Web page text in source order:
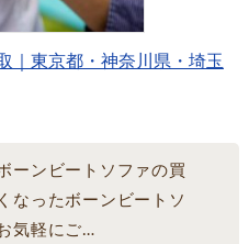
｜東京都・神奈川県・埼玉
ーンビートソファの買
なったボーンビートソ
気軽にご…